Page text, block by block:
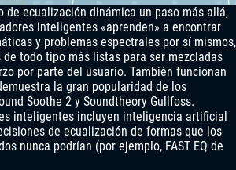
de ecualización dinámica un paso más allá,
inteligentes «aprenden» a encontrar
y problemas espectrales por sí mismos,
de todo tipo más listas para ser mezcladas
por parte del usuario. También funcionan
la gran popularidad de los
Soothe 2 y Soundtheory Gullfoss.
inteligentes incluyen inteligencia artificial
de ecualización de formas que los
nunca podrían (por ejemplo, FAST EQ de